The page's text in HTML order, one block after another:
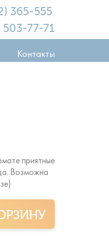
365-555
77-71
Контакты
приятные
Возможна